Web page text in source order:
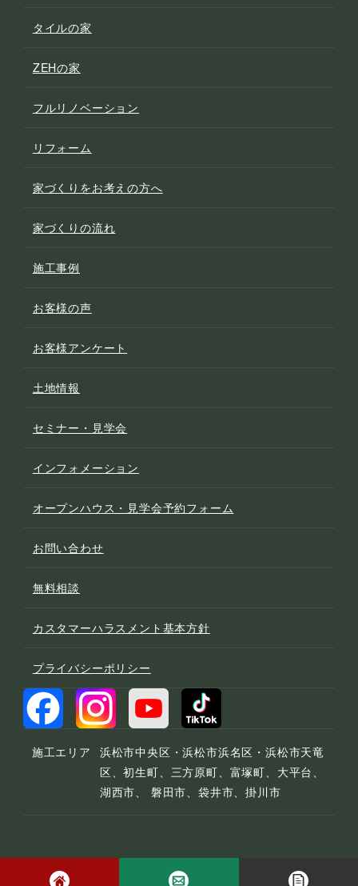
タイルの家
ZEHの家
フルリノベーション
リフォーム
家づくりをお考えの方へ
家づくりの流れ
施工事例
お客様の声
お客様アンケート
土地情報
セミナー・見学会
インフォメーション
オープンハウス・見学会予約フォーム
お問い合わせ
無料相談
カスタマーハラスメント基本方針
プライバシーポリシー
施工エリア
浜松市中央区・浜松市浜名区・浜松市天竜
区、初生町、三方原町、富塚町、大平台、
湖西市、 磐田市、袋井市、掛川市